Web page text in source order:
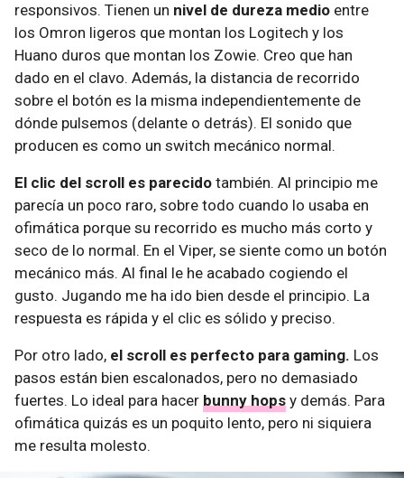
responsivos. Tienen un nivel de dureza medio entre
los Omron ligeros que montan los Logitech y los
Huano duros que montan los Zowie. Creo que han
dado en el clavo. Además, la distancia de recorrido
sobre el botón es la misma independientemente de
dónde pulsemos (delante o detrás). El sonido que
producen es como un switch mecánico normal.
El clic del scroll es parecido también. Al principio me
parecía un poco raro, sobre todo cuando lo usaba en
ofimática porque su recorrido es mucho más corto y
seco de lo normal. En el Viper, se siente como un botón
mecánico más. Al final le he acabado cogiendo el
gusto. Jugando me ha ido bien desde el principio. La
respuesta es rápida y el clic es sólido y preciso.
Por otro lado, el scroll es perfecto para gaming. Los
pasos están bien escalonados, pero no demasiado
fuertes. Lo ideal para hacer bunny hops y demás. Para
ofimática quizás es un poquito lento, pero ni siquiera
me resulta molesto.